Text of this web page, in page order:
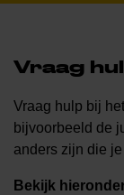
Vraag
Vraag hulp bij
bijvoorbeeld de
anders zijn die
Bekijk